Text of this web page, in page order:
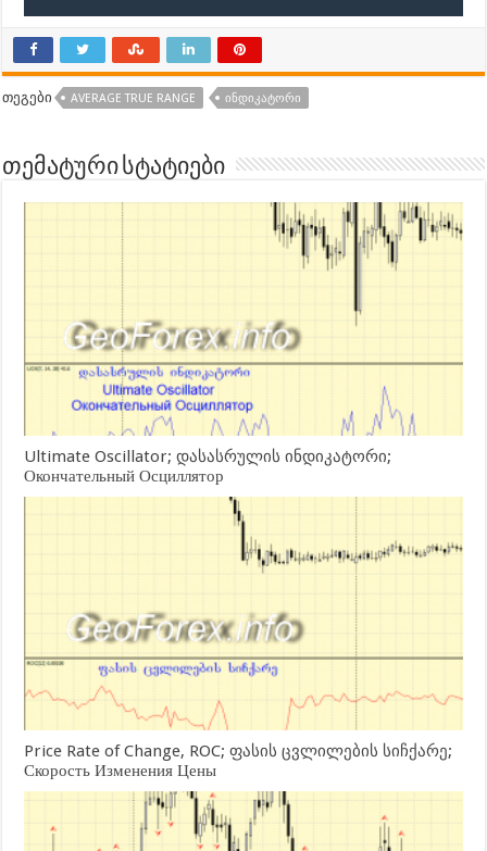
თეგები AVERAGE TRUE RANGE ᲘᲜᲓᲘᲙᲐᲢᲝᲠᲘ
თემატური სტატიები
Ultimate Oscillator; დასასრულის ინდიკატორი;
Окончательный Осциллятор
Price Rate of Change, ROC; ფასის ცვლილების სიჩქარე;
Скорость Изменения Цены